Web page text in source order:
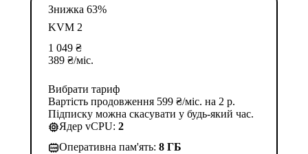
Знижка 63%
KVM 2
1 049 ₴
389 ₴/міс.
Вибрати тариф
Вартість продовження 599 ₴/міс. на 2 р.
Підписку можна скасувати у будь-який час.
Ядер vCPU: 2
Оперативна пам'ять: 8 ГБ